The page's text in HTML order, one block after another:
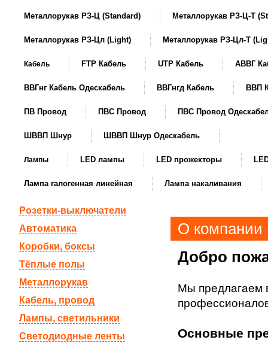
Металлорукав РЗ-Ц (Standard) Металлорукав РЗ-Ц-Т
Металлорукав РЗ-Цл (Light) Металлорукав РЗ-Цл-Т
Кабель FTP Кабель UTP Кабель АВВГ
ВВГнг Кабель Одескабель ВВГнгд Кабель ВВП
ПВ Провод ПВС Провод ПВС Провод
ШВВП Шнур ШВВП Шнур Одескабель
Лампы LED лампы LED прожекторы
Лампа галогенная линейная Лампа накаливания
О компании
Добро
Мы предлагаем
Основные
Розетки-выключатели
Автоматика
Коробки, боксы
Тёплые полы
Металлорукав
Кабель, провод
Лампы, светильники
Светодиодные ленты